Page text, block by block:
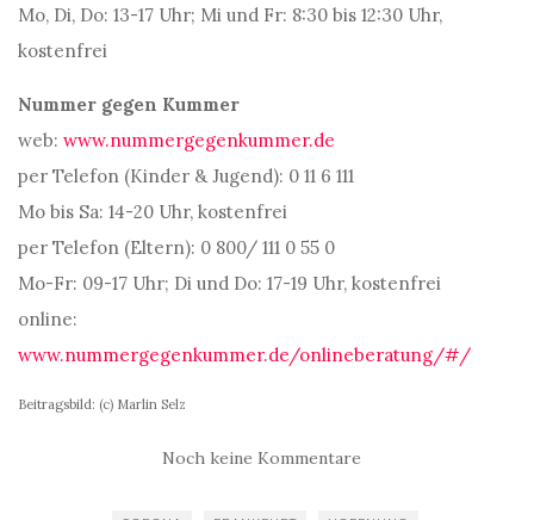
Mo, Di, Do: 13-17 Uhr; Mi und Fr: 8:30 bis 12:30 Uhr,
kostenfrei
Nummer gegen Kummer
web: www.nummergegenkummer.de
per Telefon (Kinder & Jugend): 0 11 6 111
Mo bis Sa: 14-20 Uhr, kostenfrei
per Telefon (Eltern): 0 800/ 111 0 55 0
Mo-Fr: 09-17 Uhr; Di und Do: 17-19 Uhr, kostenfrei
online:
www.nummergegenkummer.de/onlineberatung/#/
Beitragsbild: (c) Marlin Selz
Noch keine Kommentare